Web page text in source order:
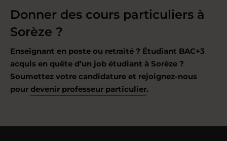
Donner des cours particuliers à
Sorèze ?
Enseignant en poste ou retraité ? Étudiant BAC+3
acquis en quête d’un job étudiant à Sorèze ?
Soumettez votre candidature et rejoignez-nous
pour devenir professeur particulier.